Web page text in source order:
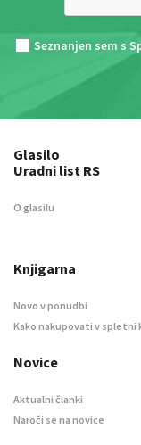
Seznanjen sem s
Glasilo
Uradni list RS
O glasilu
Knjigarna
Novo v ponudbi
Kako nakupovati v spletni
Novice
Aktualni članki
Naroči se na novice